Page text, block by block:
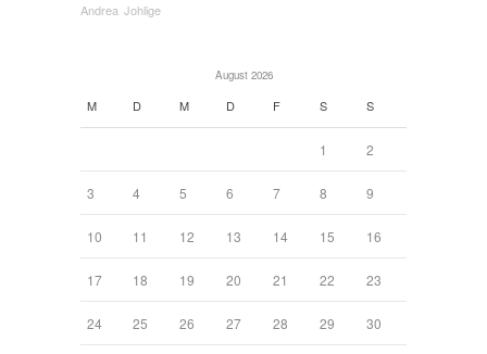
Andrea Johlige
August 2026
M D M D F S S
1 2
3 4 5 6 7 8 9
10 11 12 13 14 15 16
17 18 19 20 21 22 23
24 25 26 27 28 29 30